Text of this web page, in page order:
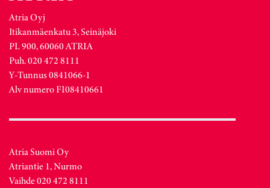
Atria Oyj
Itikanmäenkatu 3, Seinäjoki
PL 900, 60060 ATRIA
Puh. 020 472 8111
Y-Tunnus 0841066-1
Alv numero FI08410661
Atria Suomi Oy
Atriantie 1, Nurmo
Vaihde 020 472 8111